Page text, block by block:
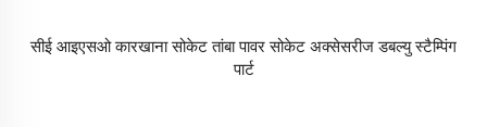
सीई आइएसओ कारखाना सोकेट तांबा पावर सोकेट अक्सेसरीज डबल्यु स्टैम्पिंग
पार्ट